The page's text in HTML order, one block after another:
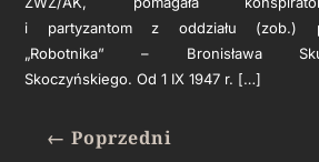
i partyzantom z oddziału (zob.)
„Robotnika” – Bronisława
Skoczyńskiego. Od 1 IX 1947 r. […]
←Poprzedni